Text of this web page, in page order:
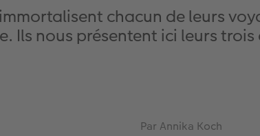
chacun de leurs
Ils nous présentent ici leurs
Par Annika Koch